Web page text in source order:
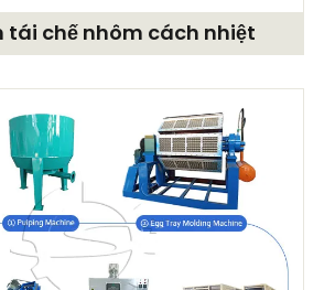
tái chế nhôm cách nhiệt